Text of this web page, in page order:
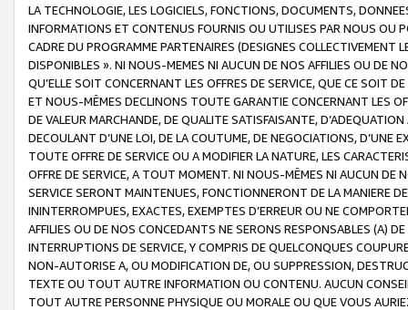
LA TECHNOLOGIE, LES LOGICIELS, FONCTIONS, DOCUMENTS,
INFORMATIONS ET CONTENUS FOURNIS OU UTILISES PAR NOUS OU
CADRE DU PROGRAMME PARTENAIRES (DESIGNES COLLECTIVEMENT
DISPONIBLES ». NI NOUS-MEMES NI AUCUN DE NOS AFFILIES OU DE
QU’ELLE SOIT CONCERNANT LES OFFRES DE SERVICE, QUE CE SOIT
ET NOUS-MÊMES DECLINONS TOUTE GARANTIE CONCERNANT LES
DE VALEUR MARCHANDE, DE QUALITE SATISFAISANTE,
DECOULANT D’UNE LOI, DE LA COUTUME, DE NEGOCIATIONS, D’UNE
TOUTE OFFRE DE SERVICE OU A MODIFIER LA NATURE, LES
OFFRE DE SERVICE, A TOUT MOMENT. NI NOUS-MÊMES NI AUCUN DE
SERVICE SERONT MAINTENUES, FONCTIONNERONT DE LA MANIERE
ININTERROMPUES, EXACTES, EXEMPTES D’ERREUR OU NE
AFFILIES OU DE NOS CONCEDANTS NE SERONS RESPONSABLES (A)
INTERRUPTIONS DE SERVICE, Y COMPRIS DE QUELCONQUES
NON-AUTORISE A, OU MODIFICATION DE, OU SUPPRESSION,
TEXTE OU TOUT AUTRE INFORMATION OU CONTENU. AUCUN
TOUT AUTRE PERSONNE PHYSIQUE OU MORALE OU QUE VOUS